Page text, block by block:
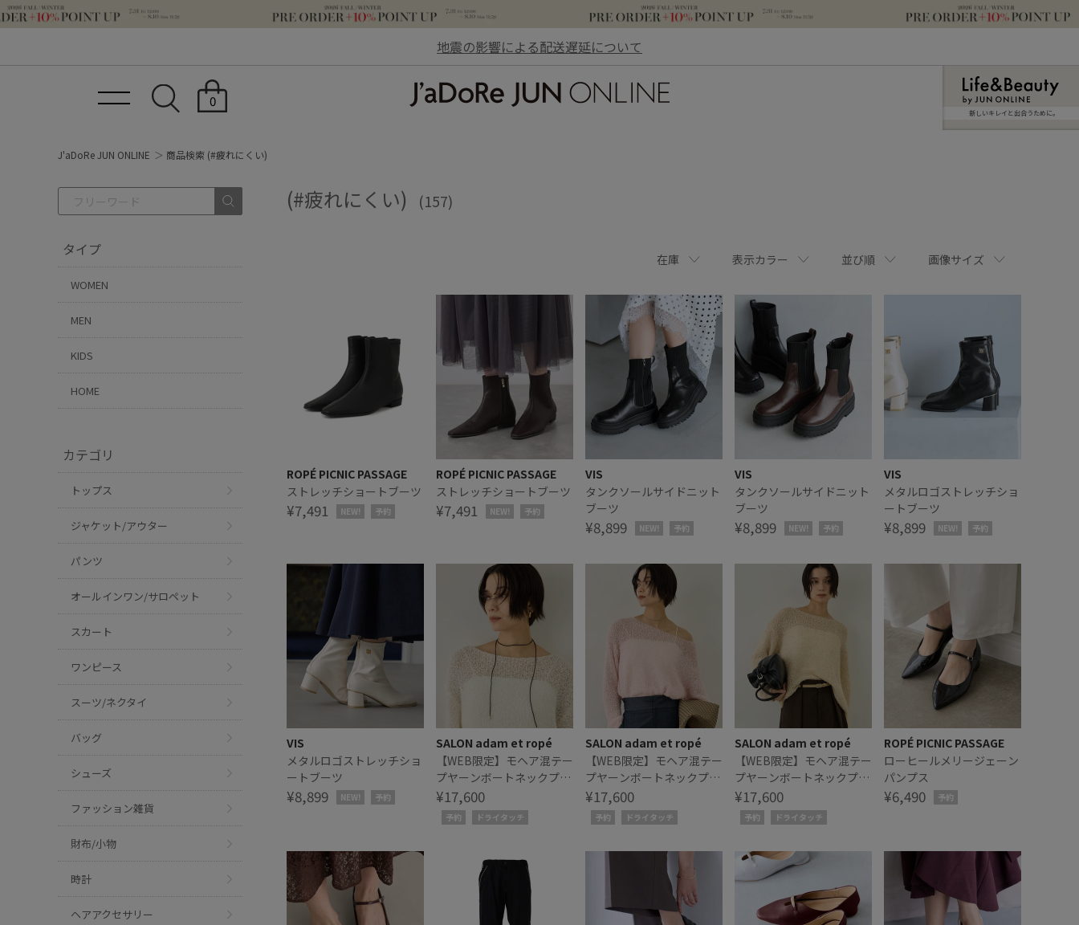
地震の影響による配送遅延について
0
新しいキレイと出合うために。
J'aDoRe JUN ONLINE 商品検索 (#疲れにくい)
タイプ
WOMEN
MEN
KIDS
HOME
カテゴリ
トップス
ジャケット/アウター
パンツ
オールインワン/サロペット
スカート
ワンピース
スーツ/ネクタイ
バッグ
シューズ
ファッション雑貨
財布/小物
時計
ヘアアクセサリー
(#疲れにくい) (157)
在庫 表示カラー 並び順 画像サイズ
ROPÉ PICNIC PASSAGE
ストレッチショートブーツ
¥7,491 NEW! 予約
ROPÉ PICNIC PASSAGE
ストレッチショートブーツ
¥7,491 NEW! 予約
VIS
タンクソールサイドニット
ブーツ
¥8,899 NEW! 予約
VIS
タンクソールサイドニット
ブーツ
¥8,899 NEW! 予約
VIS
メタルロゴストレッチショ
ートブーツ
¥8,899 NEW! 予約
VIS
メタルロゴストレッチショ
ートブーツ
¥8,899 NEW! 予約
SALON adam et ropé
【WEB限定】モヘア混テー
プヤーンボートネックプル
オーバー
¥17,600
予約 ドライタッチ
SALON adam et ropé
【WEB限定】モヘア混テー
プヤーンボートネックプル
オーバー
¥17,600
予約 ドライタッチ
SALON adam et ropé
【WEB限定】モヘア混テー
プヤーンボートネックプル
オーバー
¥17,600
予約 ドライタッチ
ROPÉ PICNIC PASSAGE
ローヒールメリージェーン
パンプス
¥6,490 予約